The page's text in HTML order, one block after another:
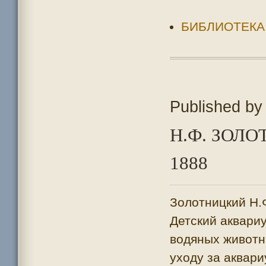
БИБЛИОТЕКА
Published
Н.Ф.
1888
Золотницкий
Детский
водяных
уходу за